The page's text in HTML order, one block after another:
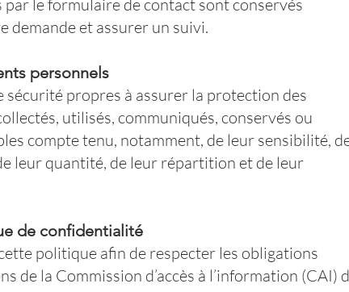
le formulaire de contact sont conservés
et assurer un suivi.
personnels
sécurité propres à assurer la protection des
utilisés, communiqués, conservés ou
compte tenu, notamment, de leur sensibilité,
leur quantité, de leur répartition et de leur
de confidentialité
politique afin de respecter les obligations
de la Commission d’accès à l’information (CAI)